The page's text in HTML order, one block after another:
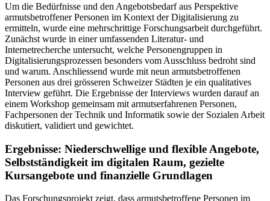
Um die Bedürfnisse und den Angebotsbedarf aus Perspektive
armutsbetroffener Personen im Kontext der Digitalisierung zu
ermitteln, wurde eine mehrschrittige Forschungsarbeit durchgeführt.
Zunächst wurde in einer umfassenden Literatur- und
Internetrecherche untersucht, welche Personengruppen in
Digitalisierungsprozessen besonders vom Ausschluss bedroht sind
und warum. Anschliessend wurde mit neun armutsbetroffenen
Personen aus drei grösseren Schweizer Städten je ein qualitatives
Interview geführt. Die Ergebnisse der Interviews wurden darauf an
einem Workshop gemeinsam mit armutserfahrenen Personen,
Fachpersonen der Technik und Informatik sowie der Sozialen Arbeit
diskutiert, validiert und gewichtet.
Ergebnisse: Niederschwellige und flexible Angebote,
Selbstständigkeit im digitalen Raum, gezielte
Kursangebote und finanzielle Grundlagen
Das Forschungsprojekt zeigt, dass armutsbetroffene Personen im